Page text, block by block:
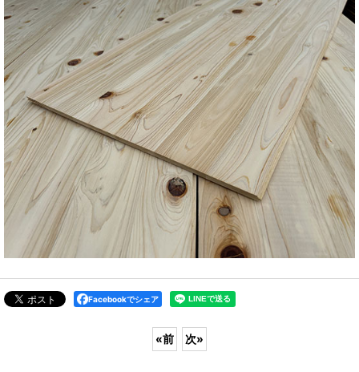
Facebookでシェア
«前 次»